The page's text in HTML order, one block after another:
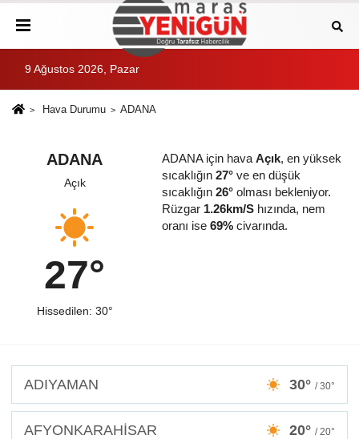
9 Ağustos 2026, Pazar
Hava Durumu ADANA
ADANA
Açık
27°
Hissedilen: 30°
ADANA için hava Açık, en yüksek
sıcaklığın 27°ve en düşük
sıcaklığın 26°olması bekleniyor.
Rüzgar 1.26km/Shızında, nem
oranı ise 69%civarında.
ADIYAMAN 30° / 30°
AFYONKARAHİSAR 20° / 20°